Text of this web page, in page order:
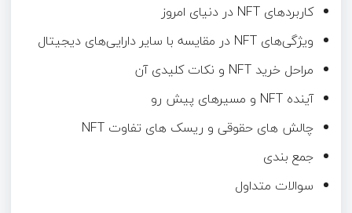
کاربردهای NFT در دنیای امروز
ویژگی‌های NFT در مقایسه با سایر دارایی‌های دیجیتال
مراحل خرید NFT و نکات کلیدی آن
آینده NFT و مسیرهای پیش رو
چالش های حقوقی و ریسک های تفاوت NFT
جمع بندی
سوالات متداول